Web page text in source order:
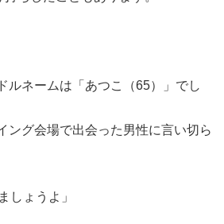
ルネームは「あつこ（65）」でし
ング会場で出会った男性に言い切ら
しょうよ」